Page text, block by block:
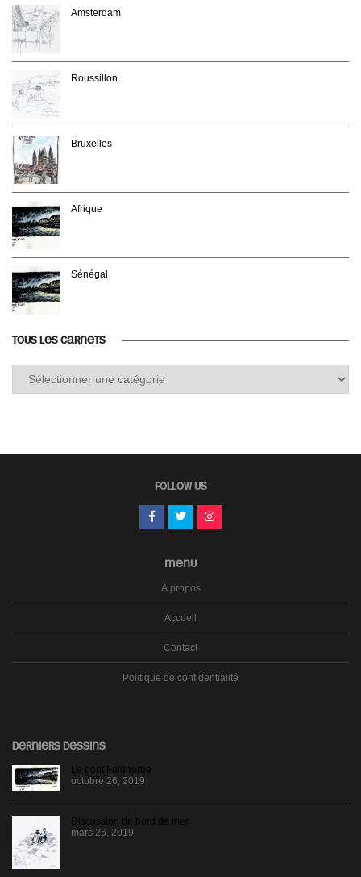
Amsterdam
Roussillon
Bruxelles
Afrique
Sénégal
TOUS LES CARNETS
FOLLOW US
MENU
À propos
Accueil
Contact
Politique de confidentialité
DERNIERS DESSINS
Le pont Faidherbe
octobre 26, 2019
Discussion de bord de mer
mars 26, 2019